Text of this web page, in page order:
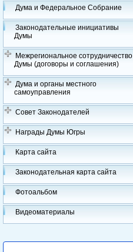
Дума и Федеральное Собрание
Законодательные инициативы
Думы
Межрегиональное сотрудничество
Думы (договоры и соглашения)
Дума и органы местного
самоуправления
Совет Законодателей
Награды Думы Югры
Карта сайта
Законодательная карта сайта
Фотоальбом
Видеоматериалы